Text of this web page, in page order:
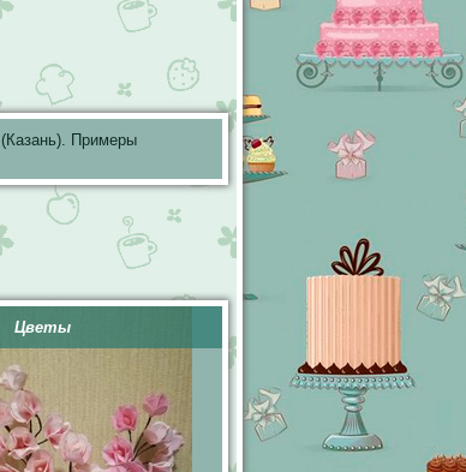
(Казань). Примеры
Цветы